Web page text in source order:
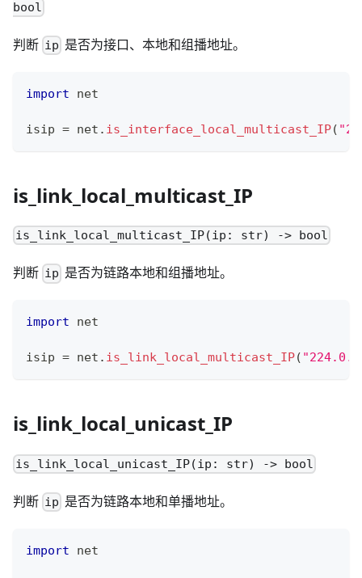
bool
判断 ip 是否为接口、本地和组播地址。
import net
isip = net . is_interface_local_multicast_IP(
is_link_local_multicast_IP
is_link_local_multicast_IP(ip: str) -> bool
判断 ip 是否为链路本地和组播地址。
import net
isip = net . is_link_local_multicast_IP(
is_link_local_unicast_IP
is_link_local_unicast_IP(ip: str) -> bool
判断 ip 是否为链路本地和单播地址。
import net